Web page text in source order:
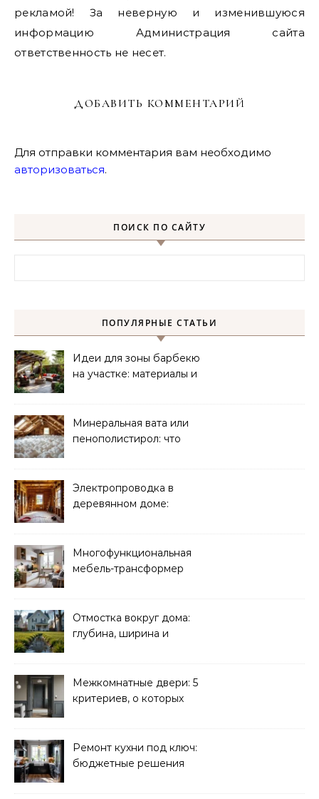
рекламой! За неверную и изменившуюся
информацию Администрация сайта
ответственность не несет.
ДОБАВИТЬ КОММЕНТАРИЙ
Для отправки комментария вам необходимо
авторизоваться.
ПОИСК ПО САЙТУ
ПОПУЛЯРНЫЕ СТАТЬИ
Идеи для зоны барбекю
на участке: материалы и
Минеральная вата или
пенополистирол: что
Электропроводка в
деревянном доме:
Многофункциональная
мебель-трансформер
Отмостка вокруг дома:
глубина, ширина и
Межкомнатные двери: 5
критериев, о которых
Ремонт кухни под ключ:
бюджетные решения